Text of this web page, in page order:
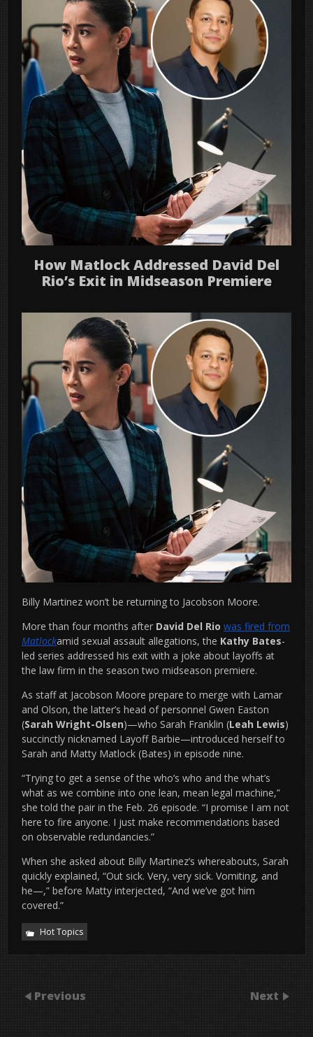
How Matlock Addressed David Del
Rio’s Exit in Midseason Premiere
Billy Martinez won’t be returning to Jacobson Moore.
More than four months after David Del Rio was fired from
Matlockamid sexual assault allegations, the Kathy Bates-
led series addressed his exit with a joke about layoffs at
the law firm in the season two midseason premiere.
As staff at Jacobson Moore prepare to merge with Lamar
and Olson, the latter’s head of personnel Gwen Easton
(Sarah Wright-Olsen)—who Sarah Franklin (Leah Lewis)
succinctly nicknamed Layoff Barbie—introduced herself to
Sarah and Matty Matlock (Bates) in episode nine.
“Trying to get a sense of the who’s who and the what’s
what as we combine into one lean, mean legal machine,”
she told the pair in the Feb. 26 episode. “I promise I am not
here to fire anyone. I just make recommendations based
on observable redundancies.”
When she asked about Billy Martinez’s whereabouts, Sarah
quickly explained, “Out sick. Very, very sick. Vomiting, and
he—,” before Matty interjected, “And we’ve got him
covered.”
Hot Topics
Previous Next